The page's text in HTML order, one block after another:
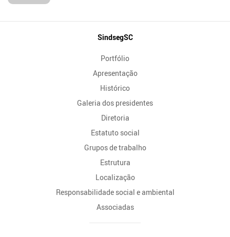
SindsegSC
Portfólio
Apresentação
Histórico
Galeria dos presidentes
Diretoria
Estatuto social
Grupos de trabalho
Estrutura
Localização
Responsabilidade social e ambiental
Associadas